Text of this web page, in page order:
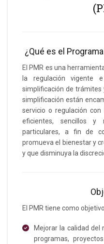
¿Qué es el
El PMR es una
la regulación vigente
simplificación de trámites
simplificación están
servicio o regulación
eficientes, sencillos y
particulares, a fin de
promueva el bienestar y
y que disminuya la
El PMR tiene como
Mejorar la calidad del
programas,